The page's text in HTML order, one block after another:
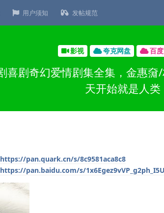
用户须知 发帖规范
影视 夸克网盘 百
喜剧奇幻爱情剧集全集，金惠
天开始就是人类
https://pan.quark.cn/s/8c9581aca8c8
https://pan.baidu.com/s/